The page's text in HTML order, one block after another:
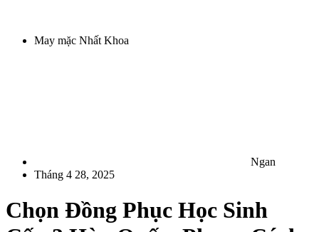
May mặc Nhất Khoa
Ngan
Tháng 4 28, 2025
Chọn Đồng Phục Học Sinh